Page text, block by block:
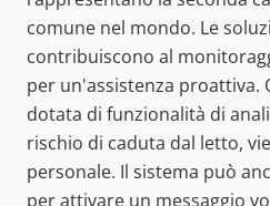
comune nel mondo. Le
contribuiscono al
per un'assistenza proattiva.
dotata di funzionalità di
rischio di caduta dal letto,
personale. Il sistema può
per attivare un messaggio